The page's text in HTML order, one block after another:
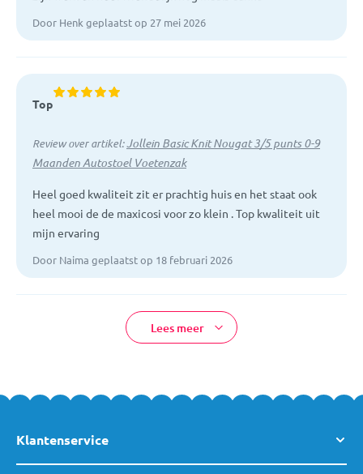
Door Henk geplaatst op 27 mei 2026
Top
Review over artikel:Jollein Basic Knit Nougat 3/5 punts 0-9
Maanden Autostoel Voetenzak
Heel goed kwaliteit zit er prachtig huis en het staat ook
heel mooi de de maxicosi voor zo klein . Top kwaliteit uit
mijn ervaring
Door Naima geplaatst op 18 februari 2026
Lees meer
Klantenservice